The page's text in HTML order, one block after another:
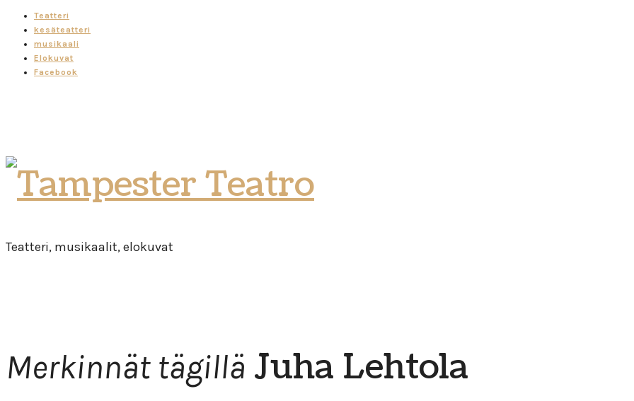
Teatteri
kesäteatteri
musikaali
Elokuvat
Facebook
Tampester
Teatro
Teatteri, musikaalit, elokuvat
Merkinnät tägillä Juha Lehtola